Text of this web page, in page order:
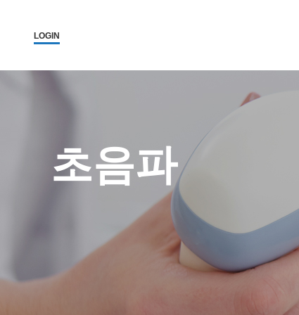
LOGIN
초음파